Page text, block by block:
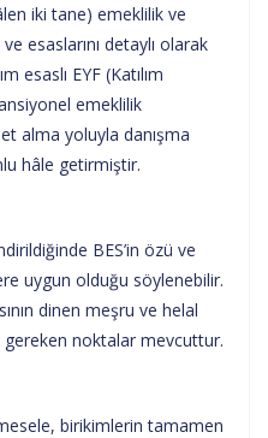
iki tane) emeklilik ve
esaslarını detaylı olarak
esaslı EYF (Katılım
emeklilik
alma yoluyla danışma
hâle getirmiştir.
BES’in özü ve
uygun olduğu söylenebilir.
dinen meşru ve helal
noktalar mevcuttur.
birikimlerin tamamen